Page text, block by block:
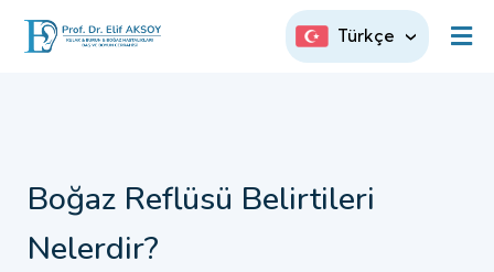
Türkçe
Boğaz Reflüsü Belirtileri
Nelerdir?